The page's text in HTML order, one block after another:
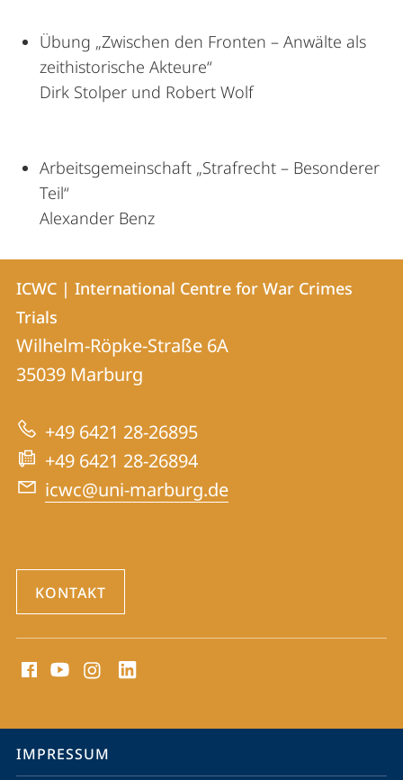
Übung „Zwischen den Fronten – Anwälte als
zeithistorische Akteure“
Dirk Stolper und Robert Wolf
Arbeitsgemeinschaft „Strafrecht – Besonderer
Teil“
Alexander Benz
Kontakt
und
Informationen
zur
Website
Kontaktinformationen
ICWC
|
International
for
War
Crimes
Trials
ICWC | International Centre for War Crimes
Trials
Wilhelm-Röpke-Straße 6A
35039 Marburg
+49 6421 28-26895
+49 6421 28-26894
icwc@uni-marburg.de
KONTAKT
Media
Service-
IMPRESSUM